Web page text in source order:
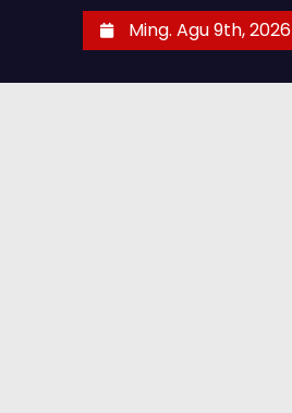
Ming. Agu 9th, 2026